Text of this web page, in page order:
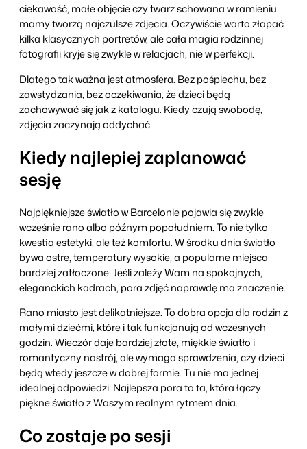
ciekawość, małe objęcie czy twarz schowana w ramieniu
mamy tworzą najczulsze zdjęcia. Oczywiście warto złapać
kilka klasycznych portretów, ale cała magia rodzinnej
fotografii kryje się zwykle w relacjach, nie w perfekcji.
Dlatego tak ważna jest atmosfera. Bez pośpiechu, bez
zawstydzania, bez oczekiwania, że dzieci będą
zachowywać się jak z katalogu. Kiedy czują swobodę,
zdjęcia zaczynają oddychać.
Kiedy najlepiej zaplanować
sesję
Najpiękniejsze światło w Barcelonie pojawia się zwykle
wcześnie rano albo późnym popołudniem. To nie tylko
kwestia estetyki, ale też komfortu. W środku dnia światło
bywa ostre, temperatury wysokie, a popularne miejsca
bardziej zatłoczone. Jeśli zależy Wam na spokojnych,
eleganckich kadrach, pora zdjęć naprawdę ma znaczenie.
Rano miasto jest delikatniejsze. To dobra opcja dla rodzin z
małymi dziećmi, które i tak funkcjonują od wczesnych
godzin. Wieczór daje bardziej złote, miękkie światło i
romantyczny nastrój, ale wymaga sprawdzenia, czy dzieci
będą wtedy jeszcze w dobrej formie. Tu nie ma jednej
idealnej odpowiedzi. Najlepsza pora to ta, która łączy
piękne światło z Waszym realnym rytmem dnia.
Co zostaje po sesji